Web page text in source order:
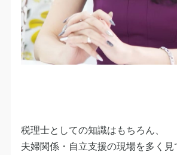
税理士としての知識はもちろん、
夫婦関係・自立支援の現場を多く見